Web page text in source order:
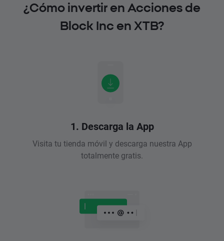
¿Cómo invertir en Acciones de
Block Inc en XTB?
1. Descarga la App
Visita tu tienda móvil y descarga nuestra App
totalmente gratis.